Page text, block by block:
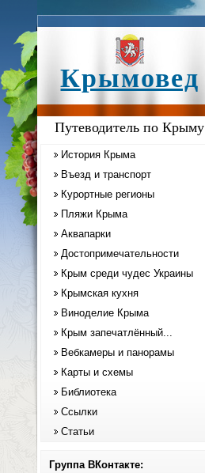
Крымовед
Путеводитель по Крыму
История Крыма
Въезд и транспорт
Курортные регионы
Пляжи Крыма
Аквапарки
Достопримечательности
Крым среди чудес Украины
Крымская кухня
Виноделие Крыма
Крым запечатлённый...
Вебкамеры и панорамы
Карты и схемы
Библиотека
Ссылки
Статьи
Группа ВКонтакте: